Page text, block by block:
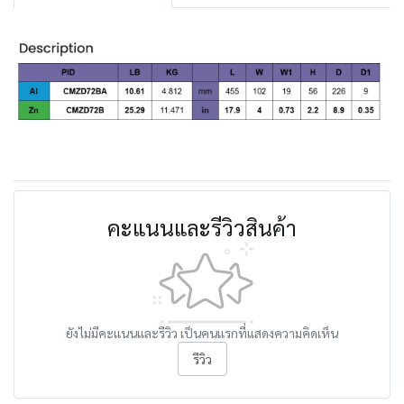
คะแนนและรีวิวสินค้า
ยังไม่มีคะแนนและรีวิว เป็นคนแรกที่แสดงความคิดเห็น
รีวิว